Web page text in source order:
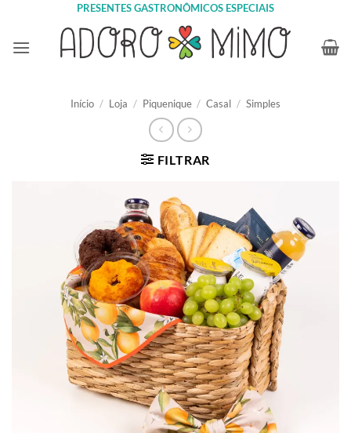
content
PRESENTES GASTRONÔMICOS ESPECIAIS
Início / Loja / Piquenique / Casal / Simples
FILTRAR